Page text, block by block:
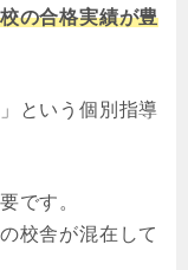
の合格実績が豊
という個別指導
です。
校舎が混在して